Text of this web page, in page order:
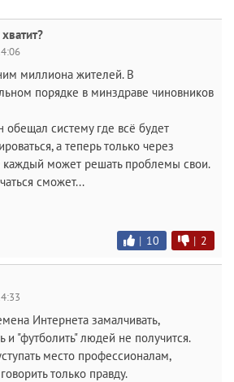
миллиона жителей. В
порядке в минздраве чиновников
обещал систему где всё будет
а теперь только через
может решать проблемы свои.
сможет...
| 10 | 2
Интернета замалчивать,
и "футболить" людей не получится.
место профессионалам,
только правду.